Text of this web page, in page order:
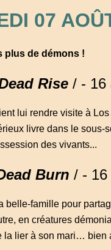
07
plus de démons !
Rise/ - 16
lui rendre visite à
livre dans le
des vivants...
Burn / - 16
famille pour
en créatures
la lier à son mari… bien